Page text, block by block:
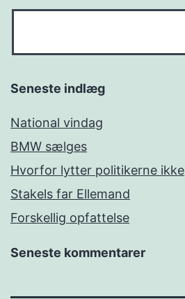
Seneste indlæg
National vindag
BMW sælges
Hvorfor lytter politikerne ikke
Stakels far Ellemand
Forskellig opfattelse
Seneste kommentarer